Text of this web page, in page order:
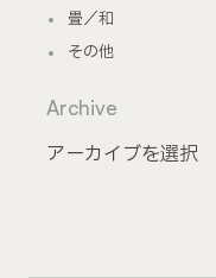
畳／和
その他
Archive